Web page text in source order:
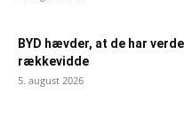
BYD hævder, at de har
rækkevidde
5. august 2026